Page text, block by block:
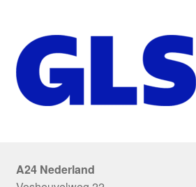
A24 Nederland